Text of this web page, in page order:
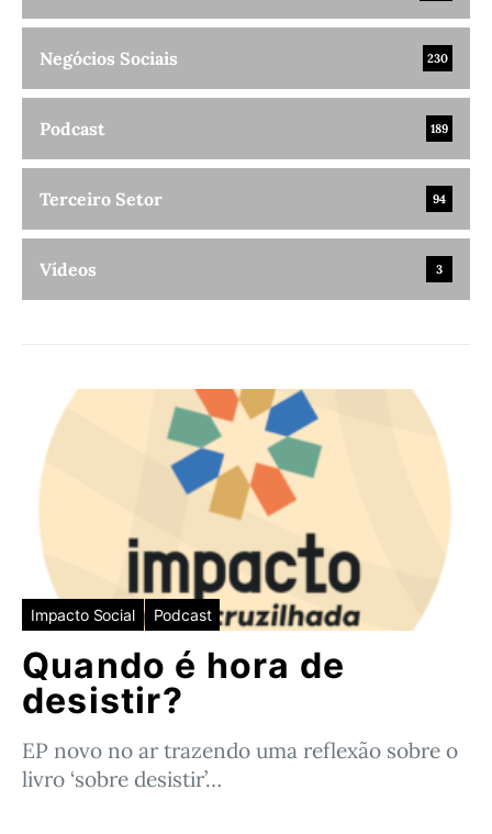
Negócios Sociais 230
Podcast 189
Terceiro Setor 94
Vídeos 3
Impacto Social Podcast
Quando é hora de
desistir?
EP novo no ar trazendo uma reflexão sobre o
livro ‘sobre desistir’…